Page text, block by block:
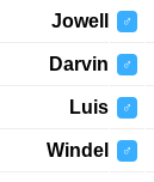
♂
Jowell
♂
Darvin
♂
Luis
♂
Windel